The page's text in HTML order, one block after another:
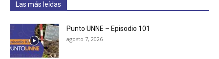
Las más leídas
Punto UNNE – Episodio 101
agosto 7, 2026